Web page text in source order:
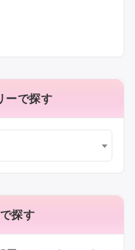
ーで探す
探す